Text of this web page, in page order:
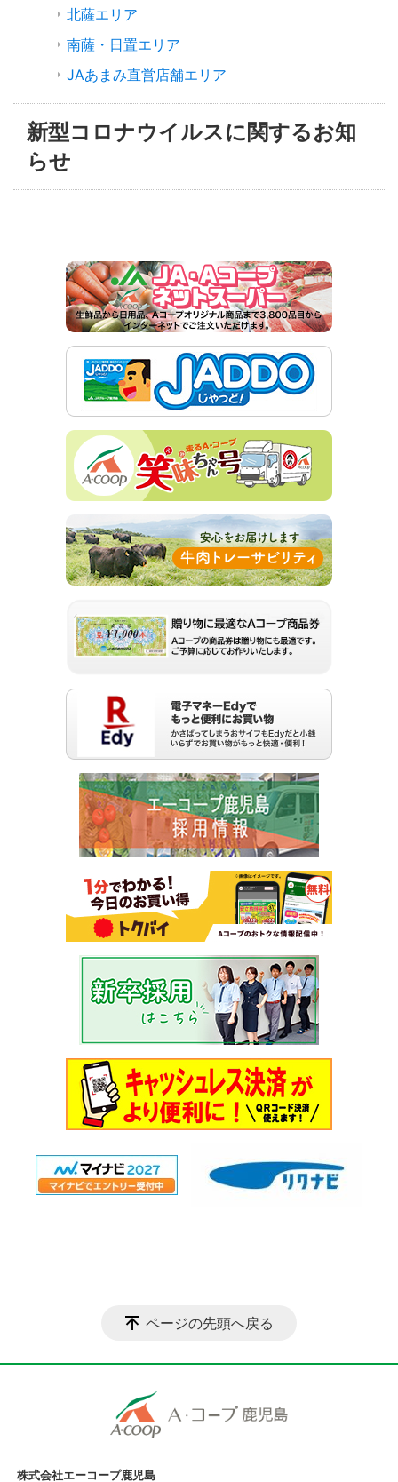
北薩エリア
南薩・日置エリア
JAあまみ直営店舗エリア
新型コロナウイルスに関するお知
らせ
ページの先頭へ戻る
株式会社エーコープ鹿児島